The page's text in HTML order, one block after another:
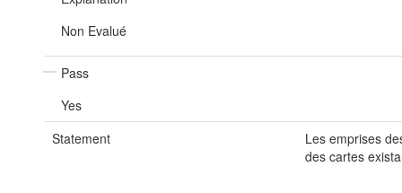
Non Evalué
Pass
Yes
Statement
Les emprises
des cartes